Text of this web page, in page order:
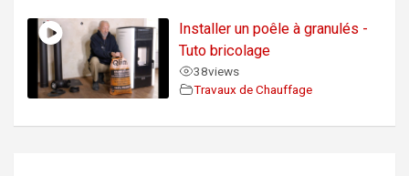
Installer un poêle à granulés -
Tuto bricolage
38views
Travaux de Chauffage